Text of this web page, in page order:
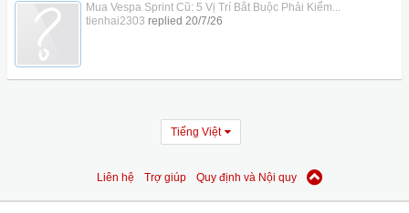
Mua Vespa Sprint Cũ: 5 Vị Trí Bắt Buộc Phải Kiểm...
tienhai2303 replied 20/7/26
Tiếng Việt
Liên hệ Trợ giúp Quy định và Nội quy